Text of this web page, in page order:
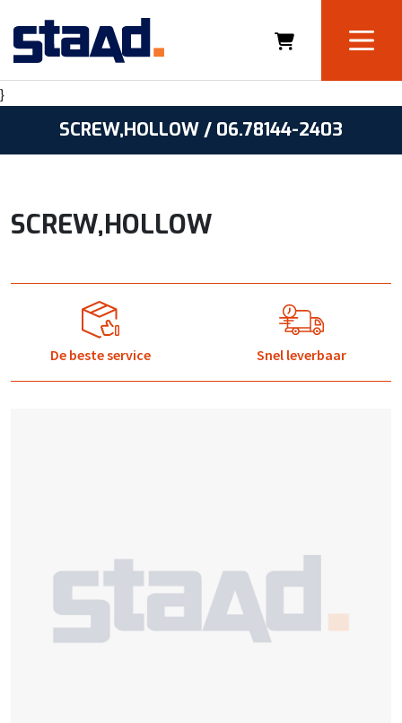
}
SCREW,HOLLOW / 06.78144-2403
SCREW,HOLLOW
De beste service Snel leverbaar